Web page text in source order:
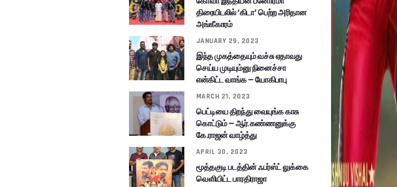
திரையிடலில் ‘கிடா’ பெற்ற அரிதான
அங்கீகாரம்
JANUARY 29, 2023
இந்த முகத்தையும் வச்சு ஏதாவது
செய்ய முடியும்னு நினைச்சா
என்கிட்ட வாங்க – யோகிபாபு
MARCH 21, 2023
பெட்டியை திறந்து வையுங்க காசு
கொட்டும் – ஆர்.கண்ணனுக்கு
கே.ராஜன் வாழ்த்து
APRIL 30, 2023
மூத்தகுடி படத்தின் ஃபர்ஸ்ட் லுக்கை
வெளியிட்ட பாரதிராஜா